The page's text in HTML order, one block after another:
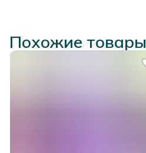
Похожие товары